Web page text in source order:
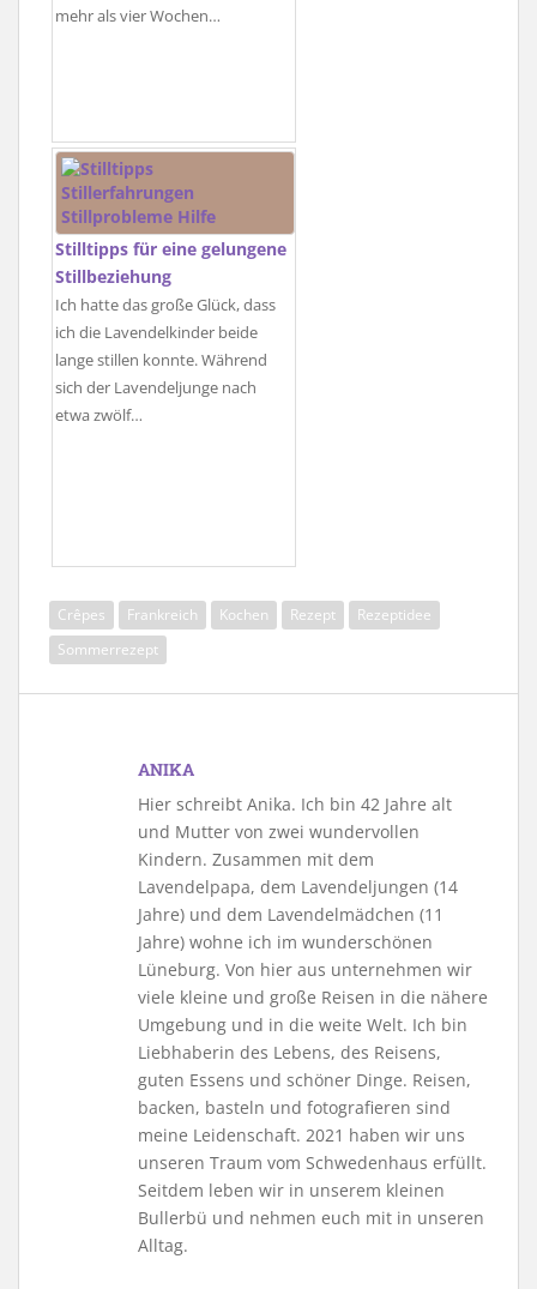
mehr als vier Wochen…
Stilltipps für eine gelungene
Stillbeziehung
Ich hatte das große Glück, dass
ich die Lavendelkinder beide
lange stillen konnte. Während
sich der Lavendeljunge nach
etwa zwölf…
Crêpes Frankreich Kochen Rezept
Rezeptidee
Sommerrezept
ANIKA
Hier schreibt Anika. Ich bin 42 Jahre alt
und Mutter von zwei wundervollen
Kindern. Zusammen mit dem
Lavendelpapa, dem Lavendeljungen (14
Jahre) und dem Lavendelmädchen (11
Jahre) wohne ich im wunderschönen
Lüneburg. Von hier aus unternehmen wir
viele kleine und große Reisen in die nähere
Umgebung und in die weite Welt. Ich bin
Liebhaberin des Lebens, des Reisens,
guten Essens und schöner Dinge. Reisen,
backen, basteln und fotografieren sind
meine Leidenschaft. 2021 haben wir uns
unseren Traum vom Schwedenhaus erfüllt.
Seitdem leben wir in unserem kleinen
Bullerbü und nehmen euch mit in unseren
Alltag.